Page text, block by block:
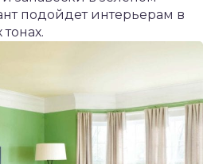
подойдет интерьерам в